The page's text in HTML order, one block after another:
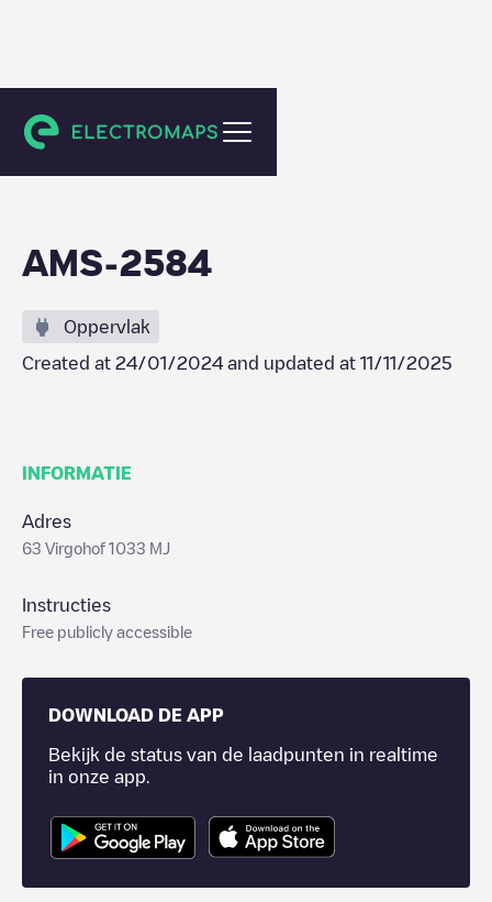
Amsterdam
AMS-2584
Oppervlak
Created at 24/01/2024 and updated at 11/11/2025
INFORMATIE
Adres
63 Virgohof 1033 MJ
Instructies
Free publicly accessible
DOWNLOAD DE APP
Bekijk de status van de laadpunten in realtime
in onze app.